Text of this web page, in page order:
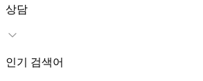
상담
인기 검색어